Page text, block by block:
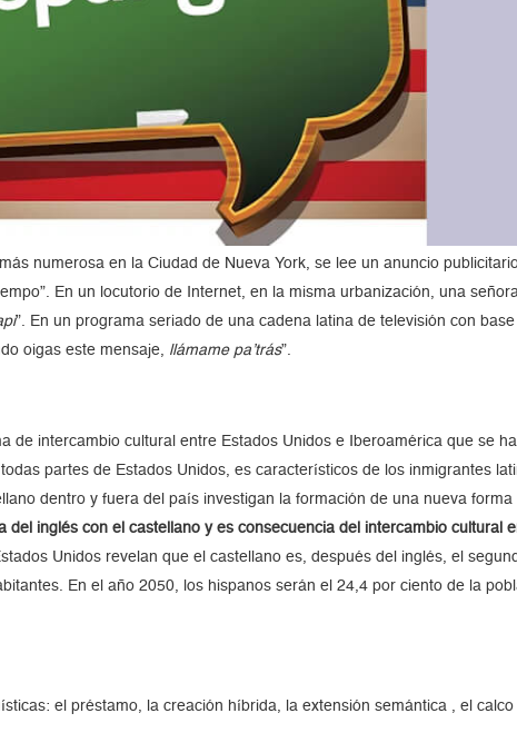
numerosa en la Ciudad de Nueva York, se lee un anuncio
En un locutorio de Internet, en la misma urbanización, una
”. En un programa seriado de una cadena latina de televisión con
oigas este mensaje, llámame pa’trás”.
de intercambio cultural entre Estados Unidos e Iberoamérica que se
partes de Estados Unidos, es característicos de los inmigrantes
dentro y fuera del país investigan la formación de una nueva
del inglés con el castellano y es consecuencia del intercambio cultural
Unidos revelan que el castellano es, después del inglés, el
En el año 2050, los hispanos serán el 24,4 por ciento de la
el préstamo, la creación híbrida, la extensión semántica , el